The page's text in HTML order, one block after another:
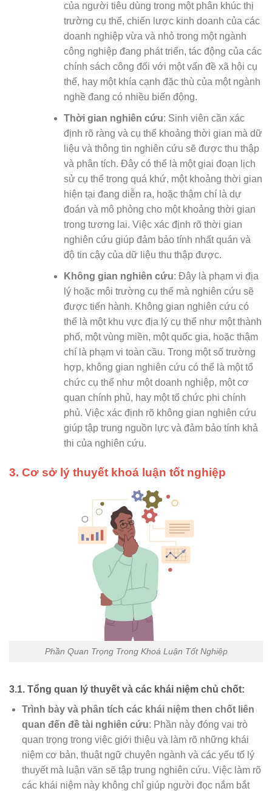
của người tiêu dùng trong một phân khúc thị
trường cụ thể, chiến lược kinh doanh của các
doanh nghiệp vừa và nhỏ trong một ngành
công nghiệp đang phát triển, tác động của các
chính sách công đối với một vấn đề xã hội cụ
thể, hay một khía cạnh đặc thù của một ngành
nghề đang có nhiều biến động.
Thời gian nghiên cứu: Sinh viên cần xác
định rõ ràng và cụ thể khoảng thời gian mà dữ
liệu và thông tin nghiên cứu sẽ được thu thập
và phân tích. Đây có thể là một giai đoạn lịch
sử cụ thể trong quá khứ, một khoảng thời gian
hiện tại đang diễn ra, hoặc thậm chí là dự
đoán và mô phỏng cho một khoảng thời gian
trong tương lai. Việc xác định rõ thời gian
nghiên cứu giúp đảm bảo tính nhất quán và
độ tin cậy của dữ liệu thu thập được.
Không gian nghiên cứu: Đây là phạm vi địa
lý hoặc môi trường cụ thể mà nghiên cứu sẽ
được tiến hành. Không gian nghiên cứu có
thể là một khu vực địa lý cụ thể như một thành
phố, một vùng miền, một quốc gia, hoặc thậm
chí là phạm vi toàn cầu. Trong một số trường
hợp, không gian nghiên cứu có thể là một tổ
chức cụ thể như một doanh nghiệp, một cơ
quan chính phủ, hay một tổ chức phi chính
phủ. Việc xác định rõ không gian nghiên cứu
giúp tập trung nguồn lực và đảm bảo tính khả
thi của nghiên cứu.
3. Cơ sở lý thuyết khoá luận tốt nghiệp
Phần Quan Trọng Trong Khoá Luận Tốt Nghiệp
3.1. Tổng quan lý thuyết và các khái niệm chủ chốt:
Trình bày và phân tích các khái niệm then chốt liên
quan đến đề tài nghiên cứu: Phần này đóng vai trò
quan trọng trong việc giới thiệu và làm rõ những khái
niệm cơ bản, thuật ngữ chuyên ngành và các yếu tố lý
thuyết mà luận văn sẽ tập trung nghiên cứu. Việc làm rõ
các khái niệm này không chỉ giúp người đọc nắm bắt